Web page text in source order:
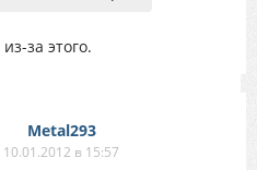
за этого.
Metal293
10.01.2012 в 15:57